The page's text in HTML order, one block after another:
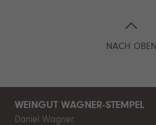
NACH OBEN
WEINGUT WAGNER-STEMPEL
Daniel Wagner